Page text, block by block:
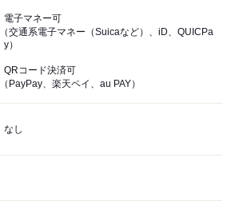
電子マネー可
（交通系電子マネー（Suicaなど）、iD、QUICPa
y）
QRコード決済可
（PayPay、楽天ペイ、au PAY）
なし